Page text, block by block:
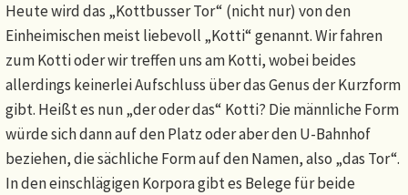
Heute wird das „Kottbusser Tor“ (nicht nur) von den
Einheimischen meist liebevoll „Kotti“ genannt. Wir fahren
zum Kotti oder wir treffen uns am Kotti, wobei beides
allerdings keinerlei Aufschluss über das Genus der Kurzform
gibt. Heißt es nun „der oder das“ Kotti? Die männliche Form
würde sich dann auf den Platz oder aber den U-Bahnhof
beziehen, die sächliche Form auf den Namen, also „das Tor“.
In den einschlägigen Korpora gibt es Belege für beide